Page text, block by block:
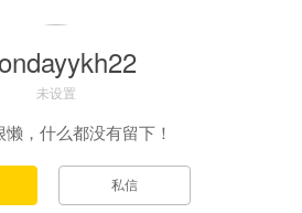
未设置
，什么都没有留下！